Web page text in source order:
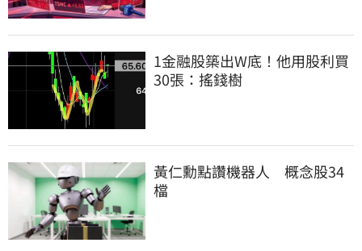
1金融股築出W底！他用股利買
30張：搖錢樹
黃仁勳點讚機器人　概念股34
檔